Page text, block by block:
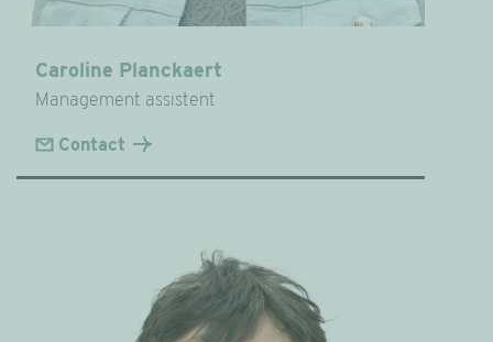
Caroline Planckaert
Management assistent
Contact